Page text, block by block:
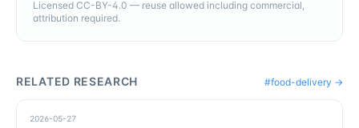
Licensed CC-BY-4.0 — reuse allowed including commercial,
attribution required.
RELATED RESEARCH #food-delivery →
2026-05-27